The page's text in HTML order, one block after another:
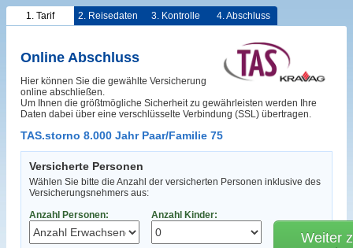
1. Tarif 2. Reisedaten 3. Kontrolle 4. Abschluss
Online Abschluss
Hier können Sie die gewählte Versicherung
online abschließen.
Um Ihnen die größtmögliche Sicherheit zu gewährleisten werden Ihre
Daten dabei über eine verschlüsselte Verbindung (SSL) übertragen.
TAS.storno 8.000 Jahr Paar/Familie 75
Versicherte Personen
Wählen Sie bitte die Anzahl der versicherten Personen inklusive des
Versicherungsnehmers aus:
Anzahl Personen:
Anzahl Kinder:
Weiter